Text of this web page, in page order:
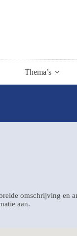
Thema’s
omschrijving en
aan.